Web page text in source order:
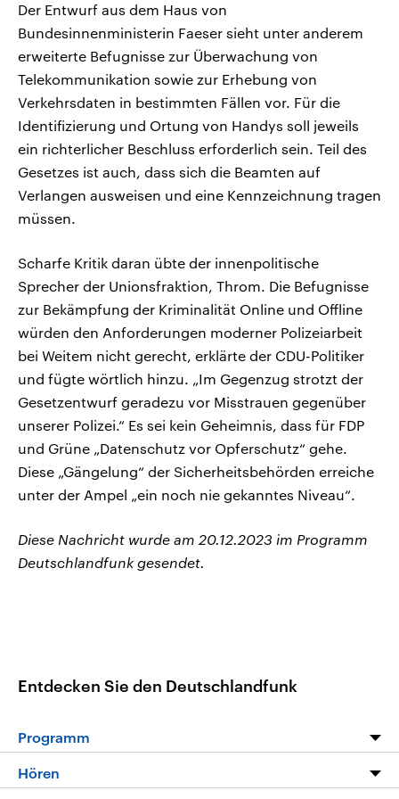
Der Entwurf aus dem Haus von
Bundesinnenministerin Faeser sieht unter anderem
erweiterte Befugnisse zur Überwachung von
Telekommunikation sowie zur Erhebung von
Verkehrsdaten in bestimmten Fällen vor. Für die
Identifizierung und Ortung von Handys soll jeweils
ein richterlicher Beschluss erforderlich sein. Teil des
Gesetzes ist auch, dass sich die Beamten auf
Verlangen ausweisen und eine Kennzeichnung tragen
müssen.
Scharfe Kritik daran übte der innenpolitische
Sprecher der Unionsfraktion, Throm. Die Befugnisse
zur Bekämpfung der Kriminalität Online und Offline
würden den Anforderungen moderner Polizeiarbeit
bei Weitem nicht gerecht, erklärte der CDU-Politiker
und fügte wörtlich hinzu. „Im Gegenzug strotzt der
Gesetzentwurf geradezu vor Misstrauen gegenüber
unserer Polizei.“ Es sei kein Geheimnis, dass für FDP
und Grüne „Datenschutz vor Opferschutz“ gehe.
Diese „Gängelung“ der Sicherheitsbehörden erreiche
unter der Ampel „ein noch nie gekanntes Niveau“.
Diese Nachricht wurde am 20.12.2023 im Programm
Deutschlandfunk gesendet.
Entdecken Sie den Deutschlandfunk
Programm
Programm
Hören